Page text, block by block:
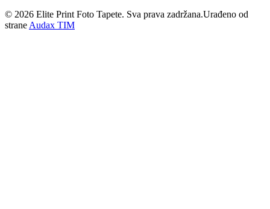
© 2026 Elite Print Foto Tapete. Sva prava zadržana.Urađeno od
strane Audax TIM